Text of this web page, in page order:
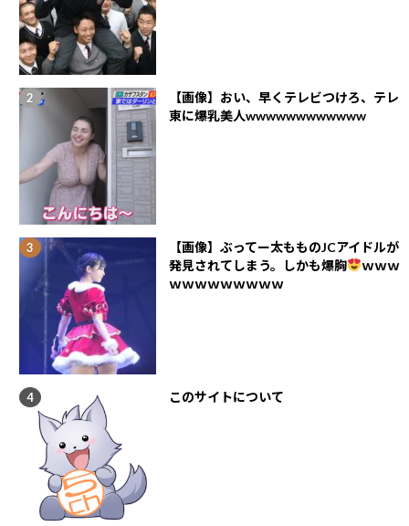
【画像】おい、早くテレビつけろ、テレ
東に爆乳美人wwwwwwwwwwww
【画像】ぶってー太もものJCアイドルが
発見されてしまう。しかも爆胸
ｗｗｗ
ｗｗｗｗｗｗｗｗｗ
このサイトについて